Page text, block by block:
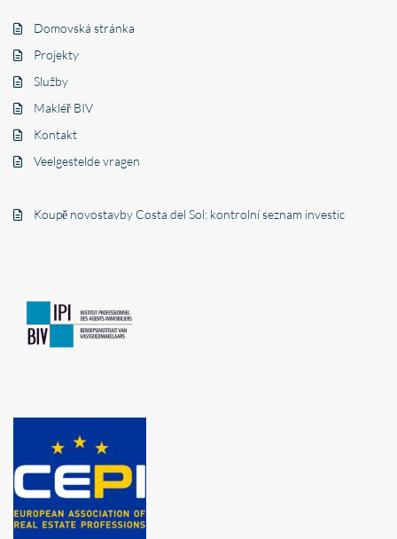
Domovská stránka
Projekty
Služby
Makléř BIV
Kontakt
Veelgestelde vragen
Koupě novostavby Costa del Sol: kontrolní seznam investic